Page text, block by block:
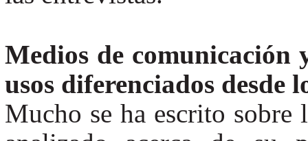
Medios de comunicación
usos diferenciados desde
Mucho se ha escrito sobre